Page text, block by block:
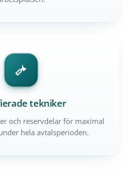
tekniker
och reservdelar för maximal
hela avtalsperioden.